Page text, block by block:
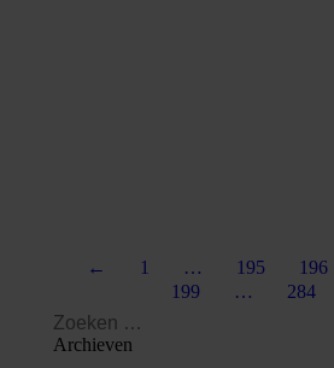
← 1 … 195 196
199
… 284
Search:
Archieven